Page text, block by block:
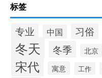
标签
专业 中国 习俗
冬天 冬季 北京
宋代 寓意 工作